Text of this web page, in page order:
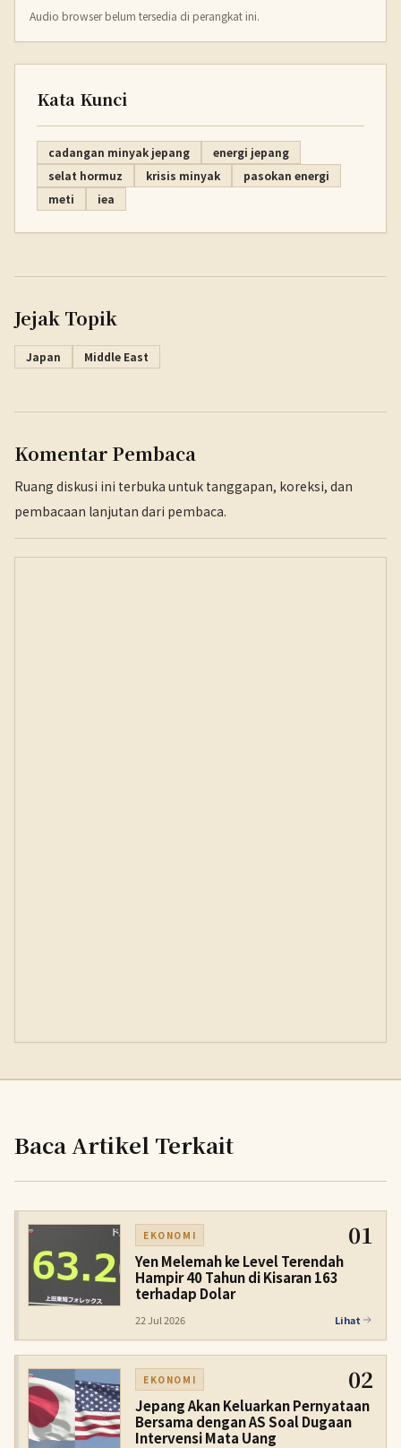
Audio browser belum tersedia di perangkat ini.
Kata Kunci
cadangan minyak jepang
energi jepang
selat hormuz
krisis minyak
pasokan energi
meti
iea
Jejak Topik
Japan Middle East
Komentar Pembaca
Ruang diskusi ini terbuka untuk tanggapan, koreksi, dan
pembacaan lanjutan dari pembaca.
Baca Artikel Terkait
EKONOMI 01
Yen Melemah ke Level Terendah
Hampir 40 Tahun di Kisaran 163
terhadap Dolar
22 Jul 2026 Lihat
EKONOMI 02
Jepang Akan Keluarkan Pernyataan
Bersama dengan AS Soal Dugaan
Intervensi Mata Uang